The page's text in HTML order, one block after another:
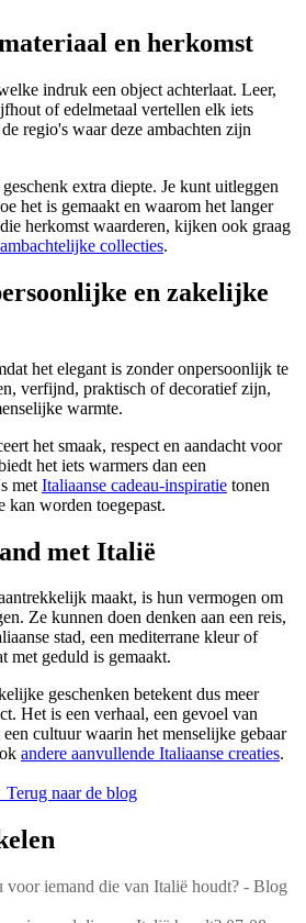
en herkomst
indruk een object achterlaat. Leer,
of edelmetaal vertellen elk iets
regio's waar deze ambachten zijn
extra diepte. Je kunt uitleggen
het is gemaakt en waarom het langer
herkomst waarderen, kijken ook graag
collecties.
en zakelijke
het elegant is zonder onpersoonlijk te
verfijnd, praktisch of decoratief zijn,
warmte.
het smaak, respect en aandacht voor
het iets warmers dan een
met Italiaanse cadeau-inspiratie tonen
kan worden toegepast.
met Italië
maakt, is hun vermogen om
Ze kunnen doen denken aan een reis,
stad, een mediterrane kleur of
met geduld is gemaakt.
geschenken betekent dus meer
Het is een verhaal, een gevoel van
cultuur waarin het menselijke gebaar
andere aanvullende Italiaanse creaties.
naar de blog